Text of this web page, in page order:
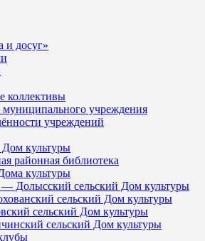
и досуг»
коллективы
муниципального учреждения
учреждений
культуры
районная библиотека
культуры
— Долысский сельский Дом культуры
сельский Дом культуры
сельский Дом культуры
сельский Дом культуры